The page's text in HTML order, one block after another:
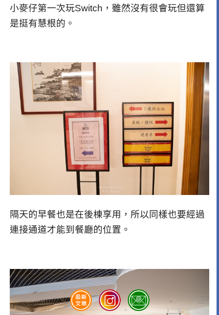
小麥仔第一次玩Switch，雖然沒有很會玩但還算
是挺有慧根的。
隔天的早餐也是在後棟享用，所以同樣也要經過
連接通道才能到餐廳的位置。